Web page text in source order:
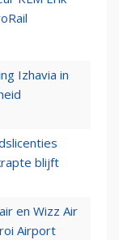
Izhavia in
blijft
en Wizz Air
Airport